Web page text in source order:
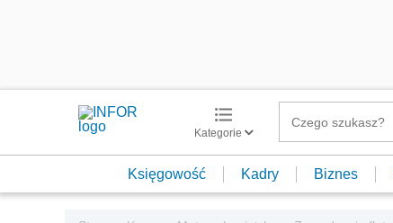
Kategorie
Księgowość Kadry Biznes